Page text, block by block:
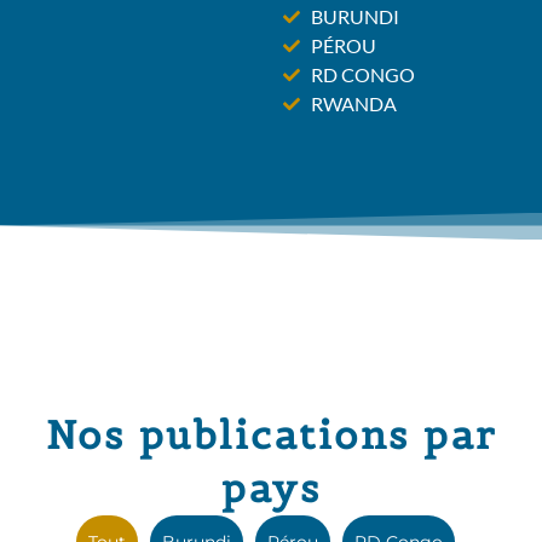
BURUNDI
PÉROU
RD CONGO
RWANDA
Nos publications par
pays